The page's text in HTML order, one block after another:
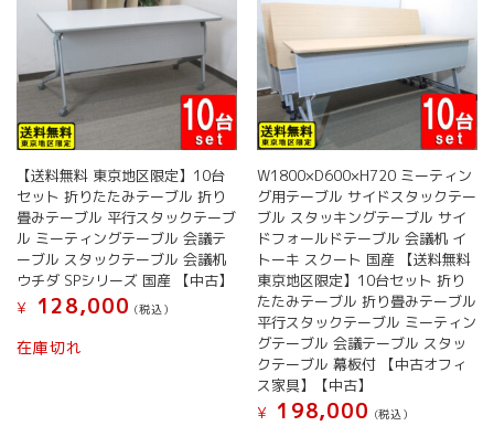
【送料無料 東京地区限定】10台
セット 折りたたみテーブル 折り
畳みテーブル 平行スタックテーブ
ル ミーティングテーブル 会議テ
ーブル スタックテーブル 会議机
ウチダ SPシリーズ 国産 【中古】
¥
128,000 (税込）
在庫切れ
W1800×D600×H720 ミーティン
グ用テーブル サイドスタックテー
ブル スタッキングテーブル サイ
ドフォールドテーブル 会議机 イ
トーキ スクート 国産 【送料無料
東京地区限定】10台セット 折り
たたみテーブル 折り畳みテーブル
平行スタックテーブル ミーティン
グテーブル 会議テーブル スタッ
クテーブル 幕板付 【中古オフィ
ス家具】【中古】
¥
198,000 (税込）